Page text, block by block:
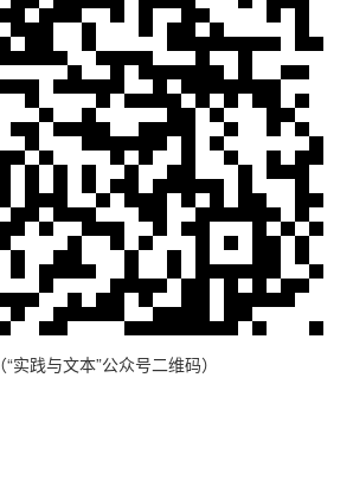
（“实践与文本”公众号二维码）